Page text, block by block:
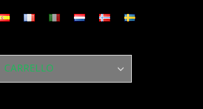
CARRELLO